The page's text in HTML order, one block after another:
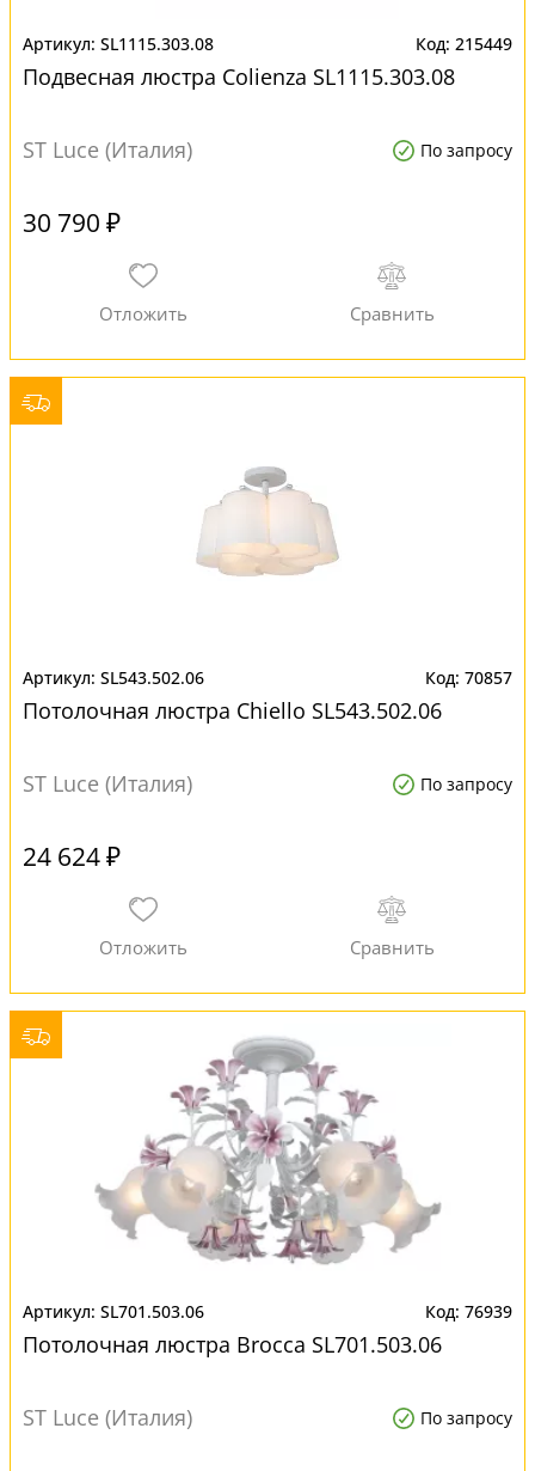
SL1115.303.08 215449
Подвесная люстра Colienza SL1115.303.08
ST Luce (Италия) По запросу
30 790 ₽
SL543.502.06 70857
Потолочная люстра Chiello SL543.502.06
ST Luce (Италия) По запросу
24 624 ₽
SL701.503.06 76939
Потолочная люстра Brocca SL701.503.06
ST Luce (Италия) По запросу